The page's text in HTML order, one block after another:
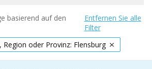
basierend auf den
Entfernen Sie alle
Filter
Region oder Provinz: Flensburg